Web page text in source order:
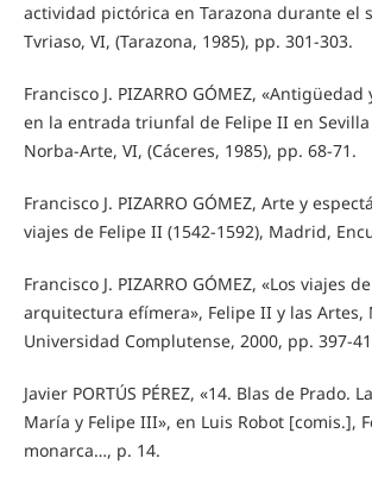
actividad pictórica en Tarazona durante el
Tvriaso, VI, (Tarazona, 1985), pp. 301-303.
Francisco J. PIZARRO GÓMEZ,
en la entrada triunfal de Felipe II en Sevilla
Norba-Arte, VI, (Cáceres, 1985), pp. 68-71.
Francisco J. PIZARRO GÓMEZ, Arte y
viajes de Felipe II (1542-1592), Madrid,
Francisco J. PIZARRO GÓMEZ, «Los viajes
arquitectura efímera», Felipe II y las Artes,
Universidad Complutense, 2000, pp. 397-
Javier PORTÚS PÉREZ, «14. Blas de Prado.
María y Felipe III», en Luis Robot [comis.],
monarca…, p. 14.